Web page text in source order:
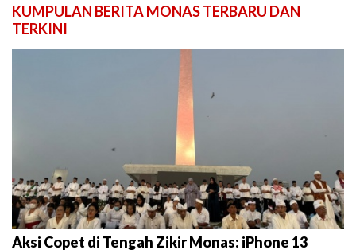
KUMPULAN BERITA MONAS TERBARU DAN
TERKINI
Aksi Copet di Tengah Zikir Monas: iPhone 13